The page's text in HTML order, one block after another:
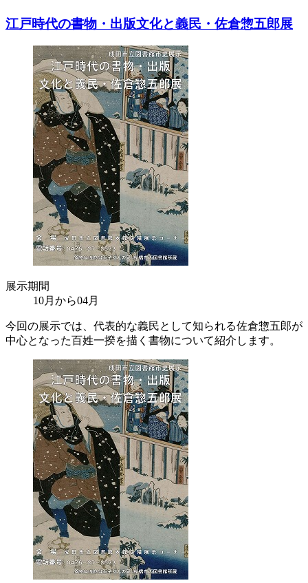
江戸時代の書物・出版文化と義民・佐倉惣五郎展
展示期間
10月から04月
今回の展示では、代表的な義民として知られる佐倉惣五郎が
中心となった百姓一揆を描く書物について紹介します。